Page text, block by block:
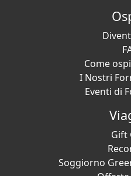
Come
I Nostri
Eventi di
Gift
Soggiorno